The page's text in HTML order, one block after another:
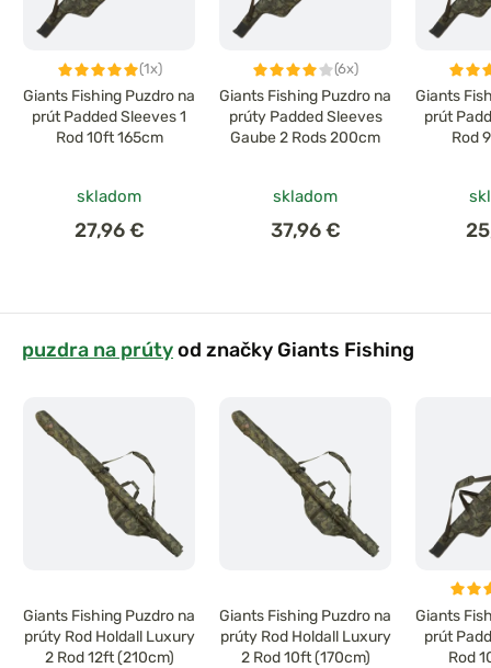
(1x)
Giants Fishing Puzdro na
prút Padded Sleeves 1
Rod 10ft 165cm
skladom
27,96 €
(6x)
Giants Fishing Puzdro na
prúty Padded Sleeves
Gaube 2 Rods 200cm
skladom
37,96 €
Giants
prút
Rod
puzdra na prútyod značky Giants Fishing
Giants Fishing Puzdro na
prúty Rod Holdall Luxury
2 Rod 12ft (210cm)
Giants Fishing Puzdro na
prúty Rod Holdall Luxury
2 Rod 10ft (170cm)
Giants
prút
Rod